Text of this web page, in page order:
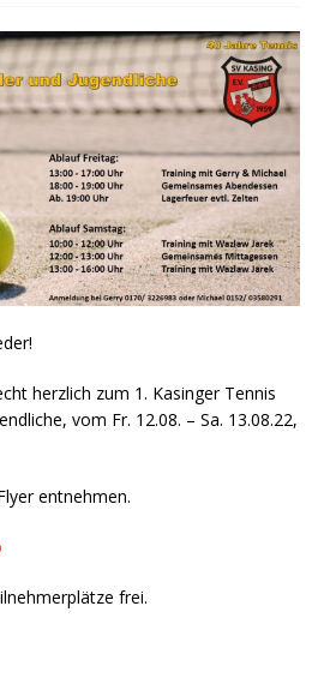
herzlich zum 1. Kasinger Tennis
vom Fr. 12.08. – Sa. 13.08.22,
entnehmen.
frei.